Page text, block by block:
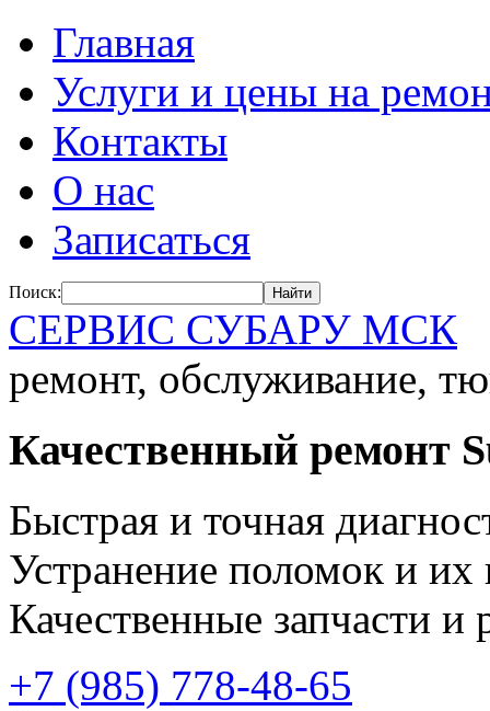
Главная
Услуги и цены на
Контакты
О нас
Записаться
Поиск:
СЕРВИС СУБАРУ МСК
ремонт, обслуживание,
Качественный ремонт
Быстрая и точная
Устранение поломок и
Качественные запчасти
+7 (985) 778-48-65